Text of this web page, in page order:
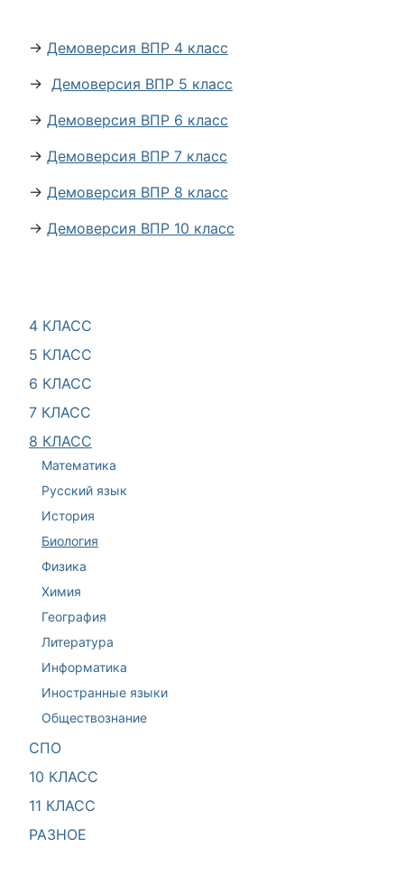
4 КЛАСС
5 КЛАСС
6 КЛАСС
7 КЛАСС
8 КЛАСС
Математика
Русский язык
История
Биология
Физика
Химия
География
Литература
Информатика
Иностранные языки
Обществознание
СПО
10 КЛАСС
11 КЛАСС
РАЗНОЕ
→ Демоверсия ВПР 4 класс
→ Демоверсия ВПР 5 класс
→ Демоверсия ВПР 6 класс
→ Демоверсия ВПР 7 класс
→ Демоверсия ВПР 8 класс
→ Демоверсия ВПР 10 класс